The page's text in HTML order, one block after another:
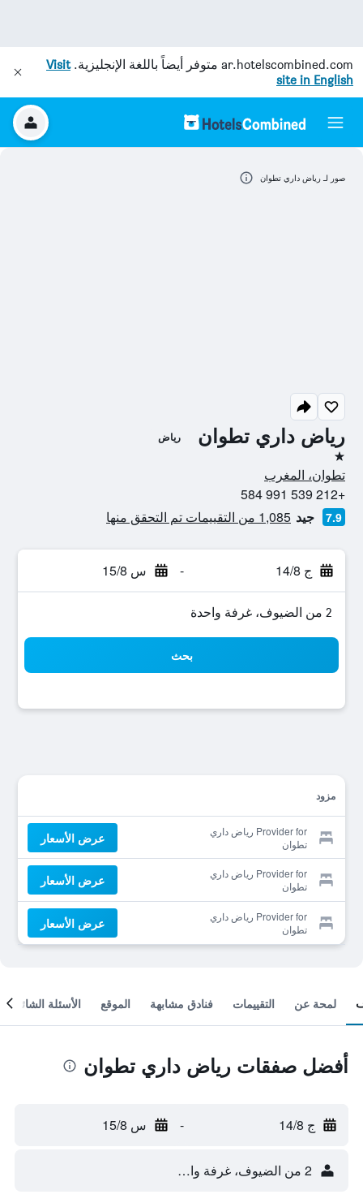
ar.hotelscombined.com متوفر أيضاً باللغة الإنجليزية.Visit
site in English
رياض داري تطوان رياض
نجمة واحدة
تطوان، المغرب
+212 539 991 584
7.9 جيد 1,085 من التقييمات تم التحقق منها
ج 14/8 - س 15/8
2 من الضيوف، غرفة واحدة
بحث
مزود
Provider for رياض داري
تطوان
عرض الأسعار
Provider for رياض داري
تطوان
عرض الأسعار
Provider for رياض داري
تطوان
عرض الأسعار
صور لـ رياض داري تطوان
لمحة عن التقييمات فنادق مشابهة الموقع الأسئلة الشائعة
أفضل صفقات رياض داري تطوان
ج 14/8 - س 15/8
2 من الضيوف، غرفة واحدة